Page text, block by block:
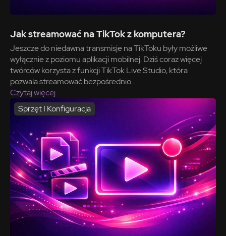
Jak streamować na TikTok z komputera?
Jeszcze do niedawna transmisje na TikToku były możliwe
wyłącznie z poziomu aplikacji mobilnej. Dziś coraz więcej
twórców korzysta z funkcji TikTok Live Studio, która
pozwala streamować bezpośrednio...
Czytaj więcej
Sprzęt I Konfiguracja